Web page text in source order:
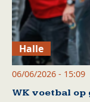
Halle
06/06/2026 - 15:09
WK voetbal op